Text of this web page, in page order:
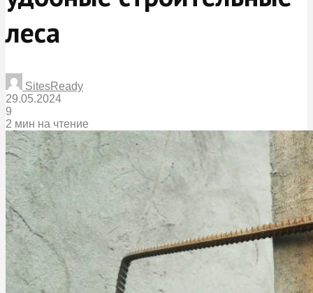
леса
SitesReady
29.05.2024
9
2 мин на чтение